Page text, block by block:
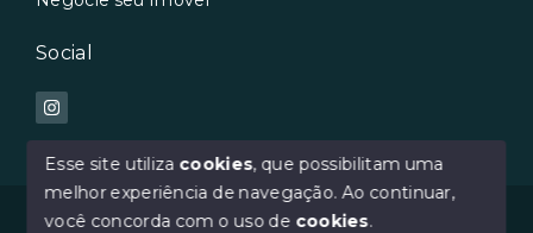
Social
© Copyright 2026 - Avilar Imóveis - Todos os direitos
Esse site utiliza cookies, que possibilitam uma
melhor experiência de navegação.Ao continuar,
você concorda com o uso de cookies.